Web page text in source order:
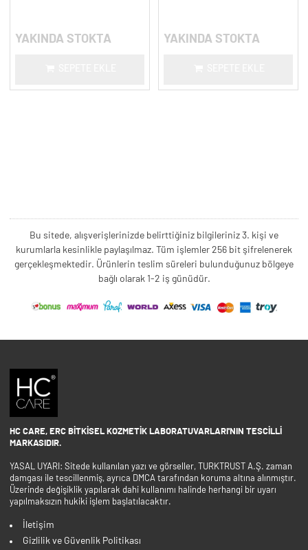
YAKINDA STOKTA YAKINDA STOKTA
Bu sitede, alışverişlerinizde belirttiğiniz bilgileriniz 3. kişi ve
kurumlarla kesinlikle paylaşılmaz. Tüm işlemler 256 bit şifrelenerek
gerçekleşmektedir. Ürünlerin teslim süreleri bulunduğunuz bölgeye
bağlı olarak 1-2 iş günüdür.
HC CARE, ERC BITKISEL KOZMETIK LABORATUVARLARI'NIN TESCILLI
MARKASIDIR.
YASAL UYARI: Sitede kullanılan yazı ve görseller, TURKTRUST A.Ş. zaman
damgası ile tescillenmiş, ayrıca DMCA tarafından koruma altına alınmıştır.
Üzerinde değişiklik yapılarak dahi kullanımı halinde herhangi bir uyarı
yapılmaksızın hukiki işlem başlatılacaktır.
İletişim
Gizlilik ve Güvenlik Politikası